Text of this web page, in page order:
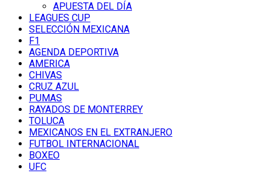
APUESTA DEL DÍA
LEAGUES CUP
SELECCIÓN MEXICANA
F1
AGENDA DEPORTIVA
AMERICA
CHIVAS
CRUZ AZUL
PUMAS
RAYADOS DE MONTERREY
TOLUCA
MEXICANOS EN EL EXTRANJERO
FUTBOL INTERNACIONAL
BOXEO
UFC